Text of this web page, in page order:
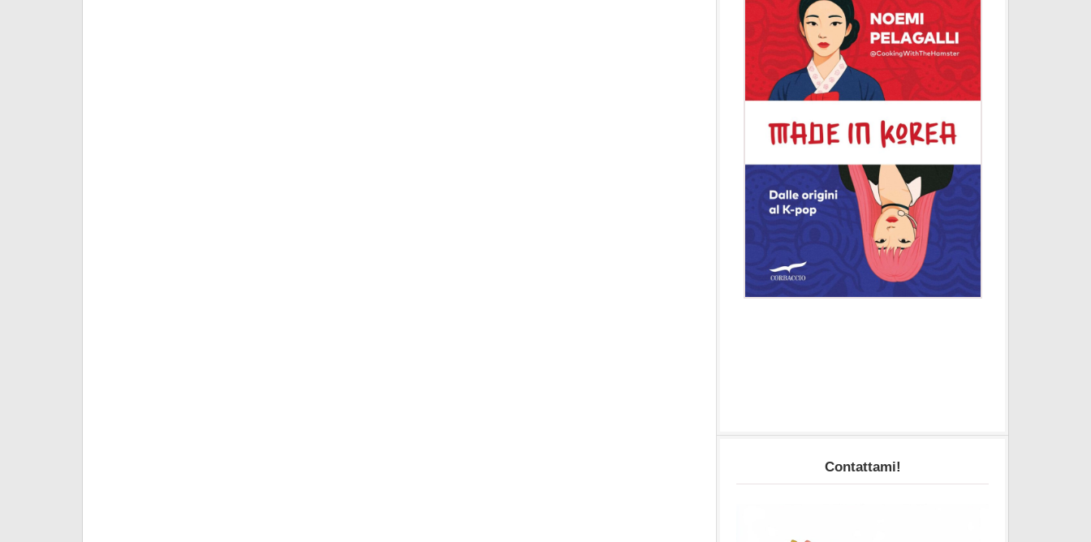
Contattami!